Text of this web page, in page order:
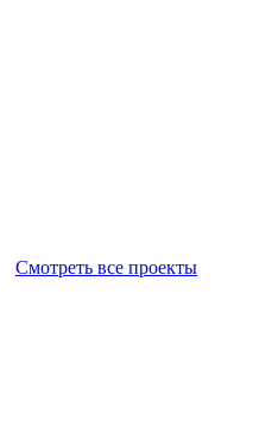
Смотреть все проекты